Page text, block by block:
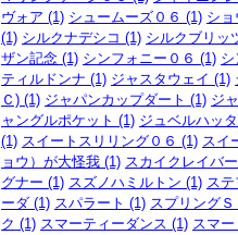
ヴォア (1) シュームーズ０６ (1) シ
(1) シルクナデシコ (1) シルクブリッ
ザン記念 (1) シンフォニー０６ (1)
ティルドンナ (1) ジャスタウェイ (1)
Ｃ) (1) ジャパンカップダート (1) ジ
ャングルポケット (1) ジュベルハッ
(1) スイートスリリング０６ (1) スイ
ョウ）が大怪我 (1) スカイクレイバ
グナー (1) スズノハミルトン (1) ス
ーダ (1) スパラート (1) スプリングＳ
ク (1) スマーティーダンス (1) スマ